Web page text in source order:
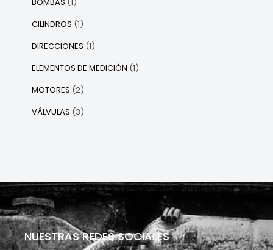
CILINDROS (1)
DIRECCIONES (1)
ELEMENTOS DE MEDICIÓN (1)
MOTORES (2)
VÁLVULAS (3)
NUESTRAS REDES SOCIALES